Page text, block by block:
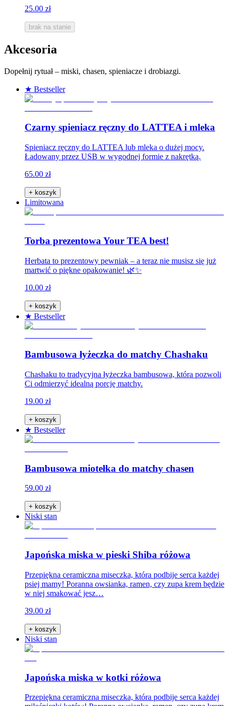
25.00 zł
brak na stanie
Akcesoria
Dopełnij rytuał – miski, chasen, spieniacze i drobiazgi.
★ Bestseller
Czarny spieniacz ręczny do LATTEA i mleka
Spieniacz ręczny do LATTEA lub mleka o dużej mocy.
Ładowany przez USB w wygodnej formie z nakrętką.
65.00 zł
+ koszyk
Limitowana
Torba prezentowa Your TEA best!
Herbata to prezentowy pewniak – a teraz nie musisz się już
martwić o piękne opakowanie! 🌿✨
10.00 zł
+ koszyk
★ Bestseller
Bambusowa łyżeczka do matchy Chashaku
Chashaku to tradycyjna łyżeczka bambusowa, która pozwoli
Ci odmierzyć idealną porcję matchy.
19.00 zł
+ koszyk
★ Bestseller
Bambusowa miotełka do matchy chasen
59.00 zł
+ koszyk
Niski stan
Japońska miska w pieski Shiba różowa
Przepiękna ceramiczna miseczka, która podbije serca każdej
psiej mamy! Poranna owsianka, ramen, czy zupa krem będzie
w niej smakować jesz…
39.00 zł
+ koszyk
Niski stan
Japońska miska w kotki różowa
Przepiękna ceramiczna miseczka, która podbije serca każdej